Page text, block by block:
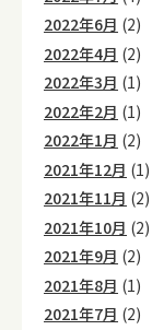
2022年6月 (2)
2022年4月 (2)
2022年3月 (1)
2022年2月 (1)
2022年1月 (2)
2021年12月 (1)
2021年11月 (2)
2021年10月 (2)
2021年9月 (2)
2021年8月 (1)
2021年7月 (2)